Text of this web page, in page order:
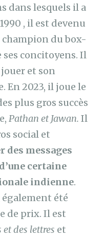
dans lesquels il a
, il est devenu
champion du box-
ses concitoyens. Il
et son
En 2023, il joue le
plus gros succès
Pathan et Jawan. Il
social et
des messages
certaine
indienne.
été
de prix. Il est
des lettres et